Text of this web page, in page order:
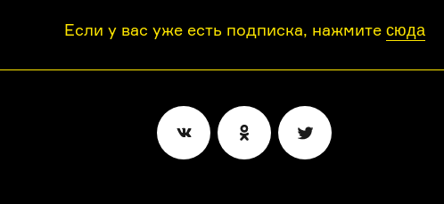
Если у вас уже есть подписка, нажмите сюда